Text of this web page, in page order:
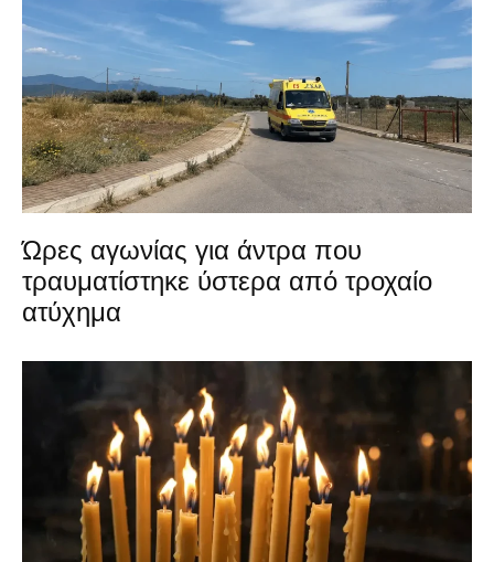
Ώρες αγωνίας για άντρα που
τραυματίστηκε ύστερα από τροχαίο
ατύχημα